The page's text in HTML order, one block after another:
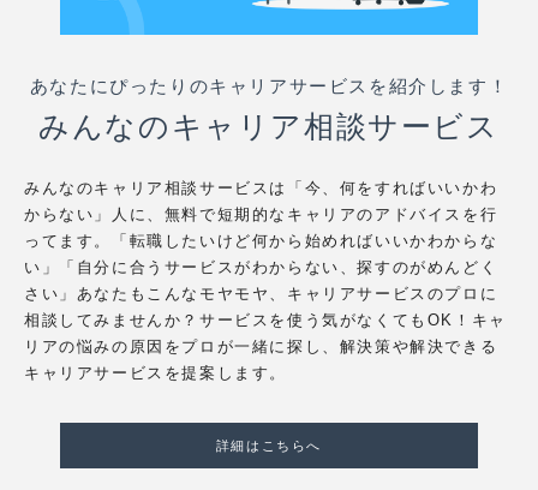
あなたにぴったりのキャリアサービスを紹介します！
みんなのキャリア相談サービス
みんなのキャリア相談サービスは「今、何をすればいいかわ
からない」人に、無料で短期的なキャリアのアドバイスを行
ってます。「転職したいけど何から始めればいいかわからな
い」「自分に合うサービスがわからない、探すのがめんどく
さい」あなたもこんなモヤモヤ、キャリアサービスのプロに
相談してみませんか？サービスを使う気がなくてもOK！キャ
リアの悩みの原因をプロが一緒に探し、解決策や解決できる
キャリアサービスを提案します。
詳細はこちらへ